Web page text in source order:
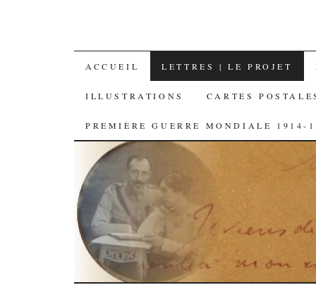
SKIP
TO
CONTENT
ACCUEIL LETTRES | LE PROJET
ILLUSTRATIONS CARTES
PREMIÈRE GUERRE MONDIALE 1914-